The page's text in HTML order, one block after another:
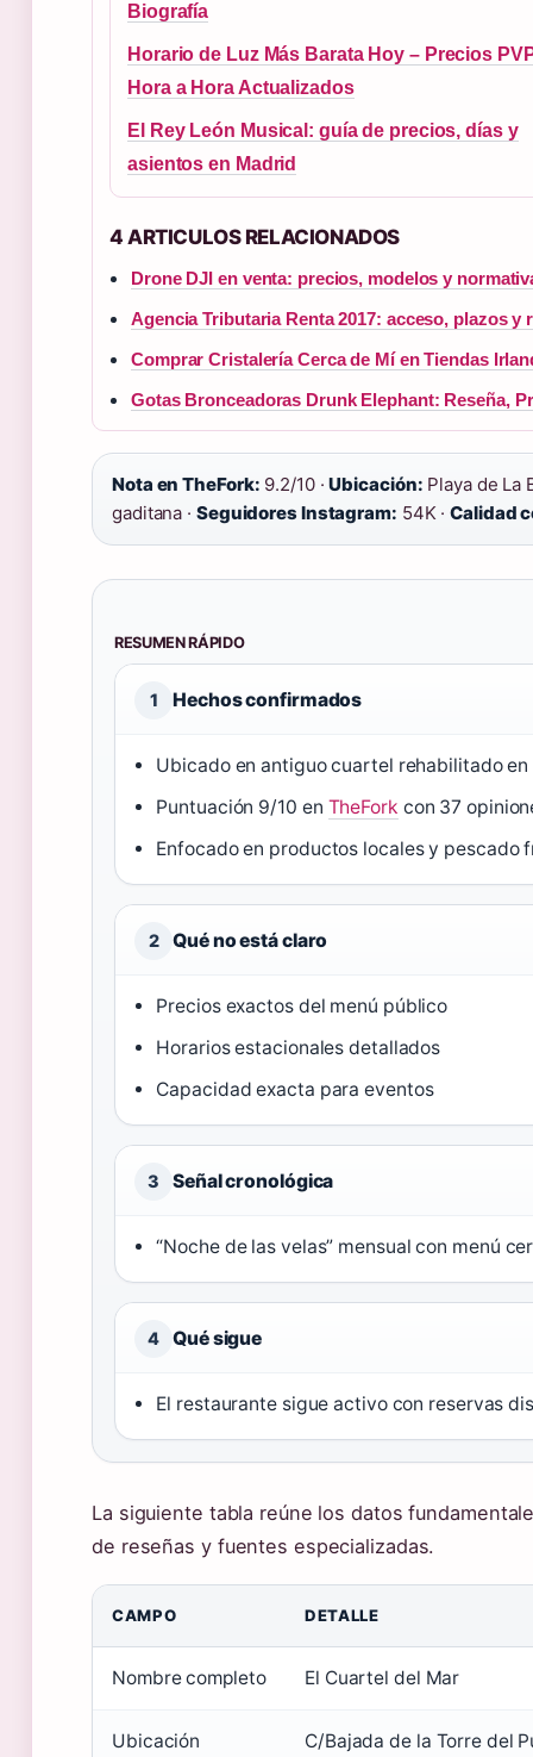
Biografía
Horario de Luz Más Barata Hoy – Precios
Hora a Hora Actualizados
El Rey León Musical: guía de precios, días y
asientos en Madrid
4 ARTICULOS RELACIONADOS
Drone DJI en venta: precios, modelos y
Agencia Tributaria Renta 2017: acceso, plazos y
Comprar Cristalería Cerca de Mí en Tiendas
Gotas Bronceadoras Drunk Elephant: Reseña,
Nota en TheFork: 9.2/10 ·Ubicación: Playa de La
gaditana · Seguidores Instagram: 54K ·Calidad
RESUMEN RÁPIDO
1 Hechos confirmados
Ubicado en antiguo cuartel rehabilitado en
Puntuación 9/10 en TheFork con 37
Enfocado en productos locales y pescado
2 Qué no está claro
Precios exactos del menú público
Horarios estacionales detallados
Capacidad exacta para eventos
3 Señal cronológica
“Noche de las velas” mensual con menú
4 Qué sigue
El restaurante sigue activo con reservas
La siguiente tabla reúne los datos
de reseñas y fuentes especializadas.
CAMPO DETALLE
Nombre completo El Cuartel del Mar
Ubicación C/Bajada de la Torre del